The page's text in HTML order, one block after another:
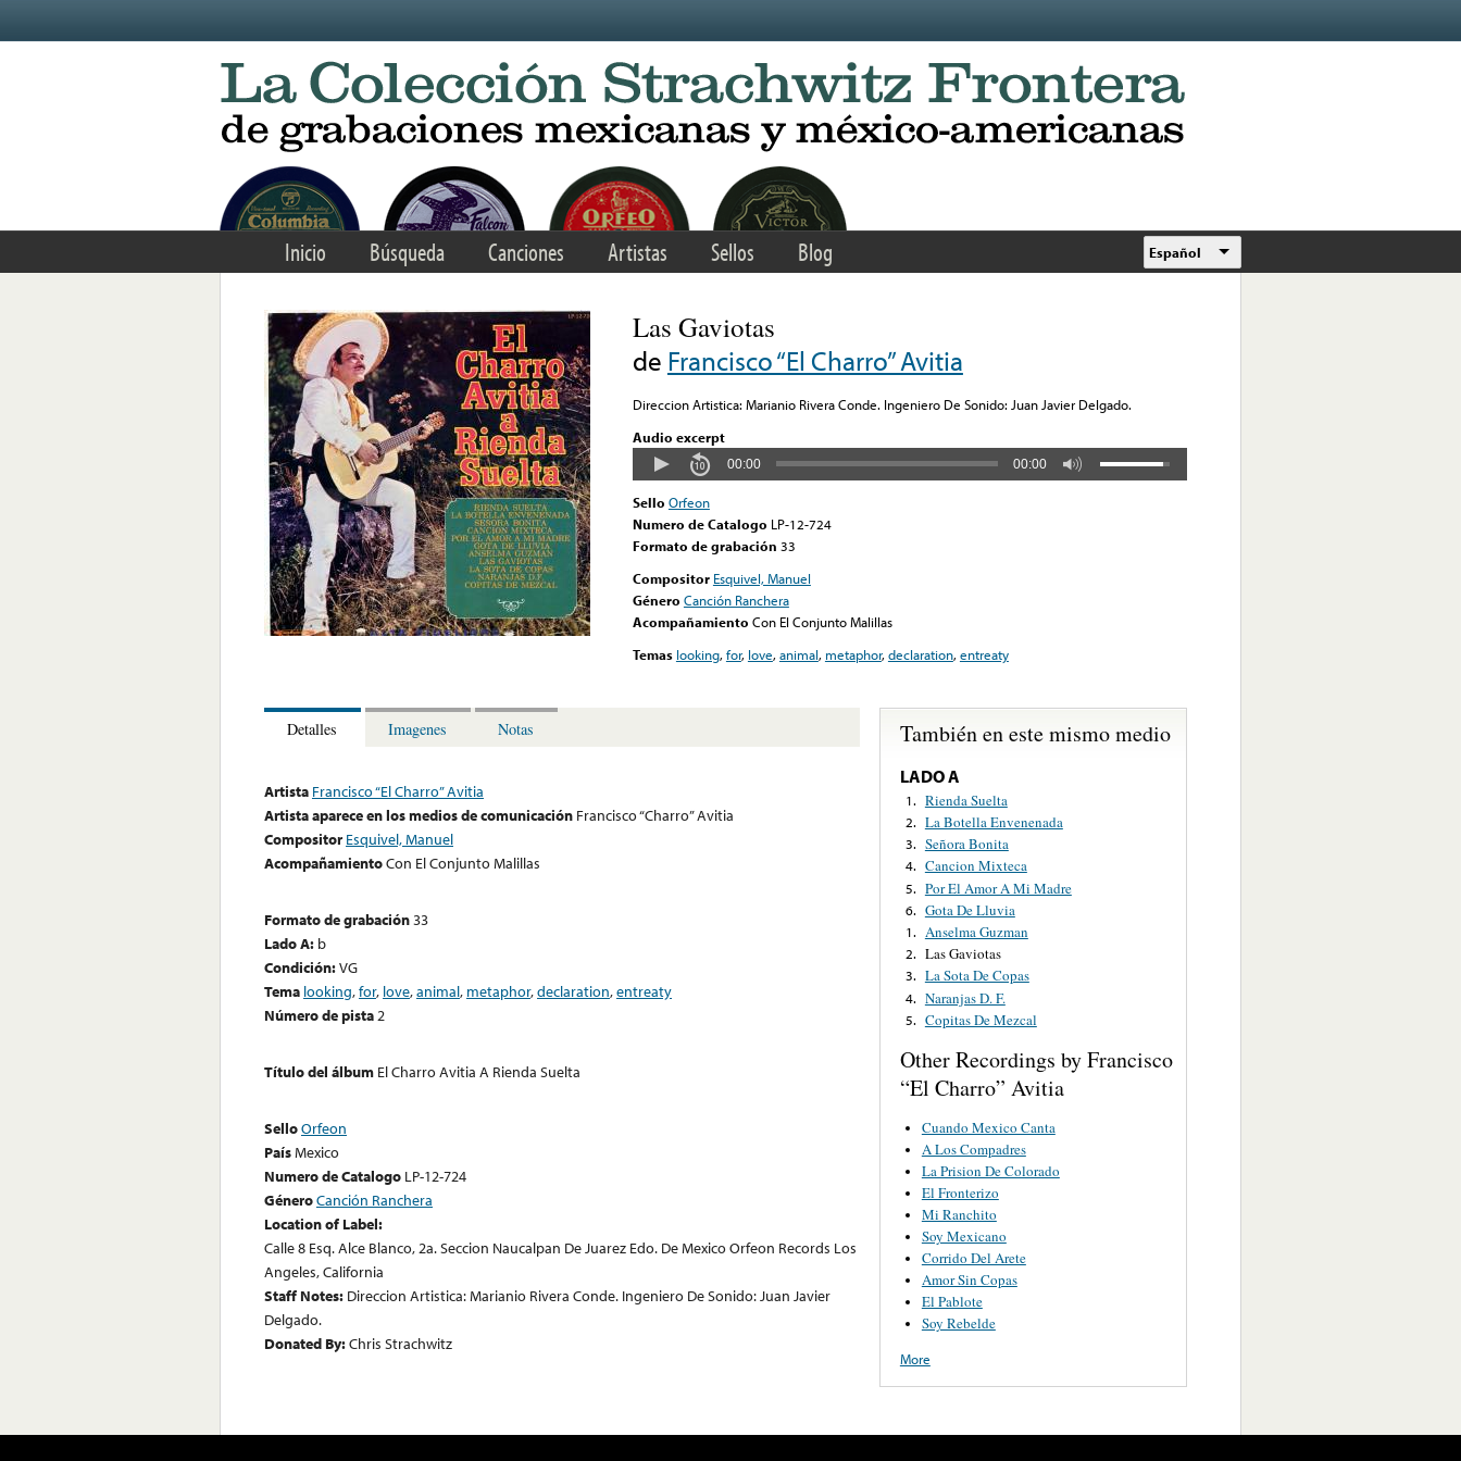
Inicio Búsqueda Canciones Artistas Sellos Blog Español
Las Gaviotas
de Francisco “El Charro” Avitia
Direccion Artistica: Marianio Rivera Conde. Ingeniero De Sonido: Juan Javier Delgado.
Audio excerpt
00:00 00:00
Sello Orfeon
Numero de Catalogo LP-12-724
Formato de grabación 33
Compositor Esquivel, Manuel
Género Canción Ranchera
Acompañamiento Con El Conjunto Malillas
Temas looking,for, love,animal, metaphor,declaration,entreaty
Detalles Imagenes Notas
Artista Francisco “El Charro” Avitia
Artista aparece en los medios de comunicación Francisco “Charro” Avitia
Compositor Esquivel, Manuel
AcompañamientoCon El Conjunto Malillas
Formato de grabación33
Lado A: b
Condición:VG
Tema looking,for, love,animal, metaphor,declaration,entreaty
Número de pista2
Título del álbum El Charro Avitia A Rienda Suelta
SelloOrfeon
PaísMexico
Numero de Catalogo LP-12-724
GéneroCanción Ranchera
Location of Label:
Calle 8 Esq. Alce Blanco, 2a. Seccion Naucalpan De Juarez Edo. De Mexico Orfeon Records Los
Angeles, California
Staff Notes: Direccion Artistica: Marianio Rivera Conde. Ingeniero De Sonido: Juan Javier
Delgado.
Donated By:Chris Strachwitz
También en este mismo medio
LADO A
1. Rienda Suelta
2. La Botella Envenenada
3. Señora Bonita
4. Cancion Mixteca
5. Por El Amor A Mi Madre
6. Gota De Lluvia
1. Anselma Guzman
2. Las Gaviotas
3. La Sota De Copas
4. Naranjas D. F.
5. Copitas De Mezcal
Other Recordings by Francisco
“El Charro” Avitia
Cuando Mexico Canta
A Los Compadres
La Prision De Colorado
El Fronterizo
Mi Ranchito
Soy Mexicano
Corrido Del Arete
Amor Sin Copas
El Pablote
Soy Rebelde
More